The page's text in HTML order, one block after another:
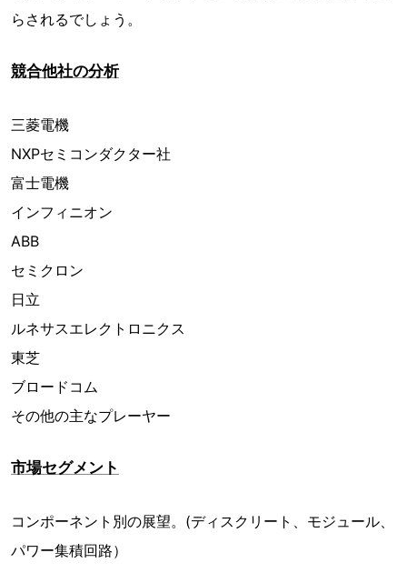
らされるでしょう。
競合他社の分析
三菱電機
NXPセミコンダクター社
富士電機
インフィニオン
ABB
セミクロン
日立
ルネサスエレクトロニクス
東芝
ブロードコム
その他の主なプレーヤー
市場セグメント
コンポーネント別の展望。(ディスクリート、モジュール、
パワー集積回路）